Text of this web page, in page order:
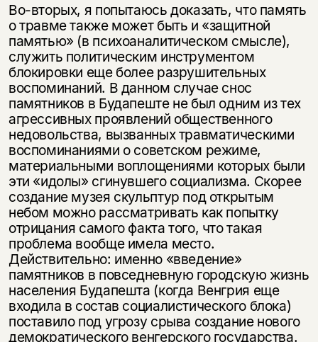
Во-вторых, я попытаюсь доказать, что память
о травме также может быть и «защитной
памятью» (в психоаналитическом смысле),
служить политиче­ским инструментом
блокировки еще более разрушительных
воспоминаний. В данном случае снос
памятников в Будапеште не был одним из тех
агрессив­ных проявлений общественного
недовольства, вызванных травматическими
воспоминаниями о советском режиме,
материальными воплощениями кото­рых были
эти «идолы» сгинувшего социализма. Скорее
создание музея скульптур под открытым
небом можно рассматривать как попытку
отрицания самого факта того, что такая
проблема вообще имела место.
Действительно: именно «введение»
памятников в повседневную городскую жизнь
населения Будапешта (когда Венгрия еще
входила в состав социалистического блока)
поставило под угрозу срыва создание нового
демократического венгерского государства.
Подписка на рассылку
Раз в неделю мы отправляем рассылку
о книгах и событиях «НЛО».
За подписку дарим промокод на
скидку 15%
Я соглашаюсь сПолитикой конфиденциальности
Этой книги временно
нет в продаже.
Вы можете подписаться на
уведомления, и при поступлении книги
на склад получить письмо на указанный
электронный адрес.
Я соглашаюсь с Политикой конфиденциальности
подписаться
Эта книга
не предназначена для
несовершеннолетних
Скажите, пожалуйста,
вам уже исполнилось 18 лет?